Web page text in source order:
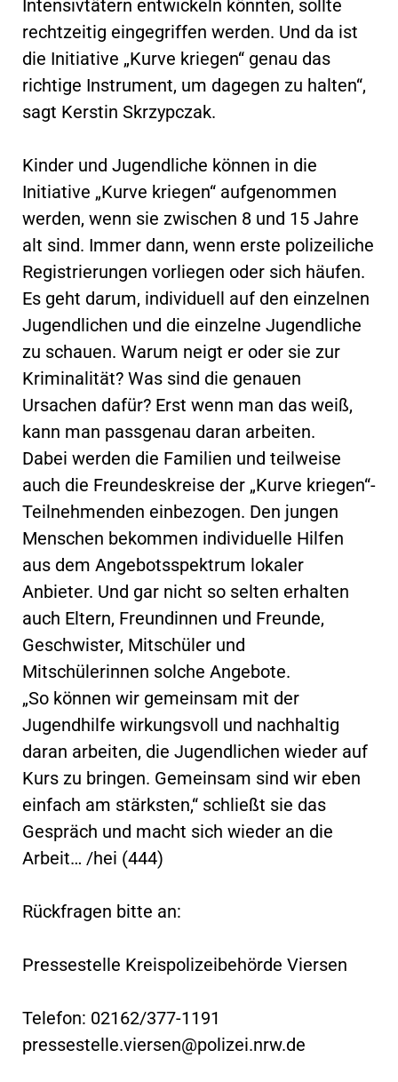
Intensivtätern entwickeln könnten, sollte
rechtzeitig eingegriffen werden. Und da ist
die Initiative „Kurve kriegen“ genau das
richtige Instrument, um dagegen zu halten“,
sagt Kerstin Skrzypczak.
Kinder und Jugendliche können in die
Initiative „Kurve kriegen“ aufgenommen
werden, wenn sie zwischen 8 und 15 Jahre
alt sind. Immer dann, wenn erste polizeiliche
Registrierungen vorliegen oder sich häufen.
Es geht darum, individuell auf den einzelnen
Jugendlichen und die einzelne Jugendliche
zu schauen. Warum neigt er oder sie zur
Kriminalität? Was sind die genauen
Ursachen dafür? Erst wenn man das weiß,
kann man passgenau daran arbeiten.
Dabei werden die Familien und teilweise
auch die Freundeskreise der „Kurve kriegen“-
Teilnehmenden einbezogen. Den jungen
Menschen bekommen individuelle Hilfen
aus dem Angebotsspektrum lokaler
Anbieter. Und gar nicht so selten erhalten
auch Eltern, Freundinnen und Freunde,
Geschwister, Mitschüler und
Mitschülerinnen solche Angebote.
„So können wir gemeinsam mit der
Jugendhilfe wirkungsvoll und nachhaltig
daran arbeiten, die Jugendlichen wieder auf
Kurs zu bringen. Gemeinsam sind wir eben
einfach am stärksten,“ schließt sie das
Gespräch und macht sich wieder an die
Arbeit… /hei (444)
Rückfragen bitte an:
Pressestelle Kreispolizeibehörde Viersen
Telefon: 02162/377-1191
pressestelle.viersen@polizei.nrw.de